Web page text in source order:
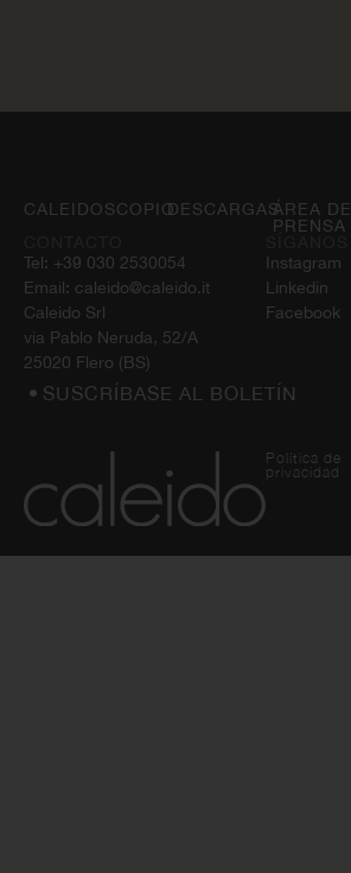
Tel: +39 030 2530054
Email: caleido@caleido.it
Caleido Srl
via Pablo Neruda, 52/A
25020 Flero (BS)
Instagram
Linkedin
Facebook
CALEIDOSCOPIODESCARGASÁREA DE
PRENSA
SUSCRÍBASE AL BOLETÍN
Política de
privacidad